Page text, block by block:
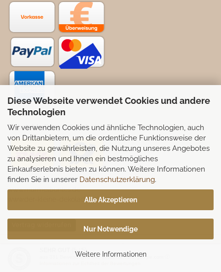
Diese Webseite verwendet Cookies und andere
Technologien
Wir verwenden Cookies und ähnliche Technologien, auch
von Drittanbietern, um die ordentliche Funktionsweise der
Website zu gewährleisten, die Nutzung unseres Angebotes
zu analysieren und Ihnen ein bestmögliches
Einkaufserlebnis bieten zu können. Weitere Informationen
finden Sie in unserer Datenschutzerklärung.
Alle Akzeptieren
Nur Notwendige
Weitere Informationen
Selbstabhollung möglich
Partnerseiten:
www.murmelbuntes.de
www.der-kleine-dekoladen.de
(5 / 5)
Bewertungen bei: dawanda.com, google.com ⓘ